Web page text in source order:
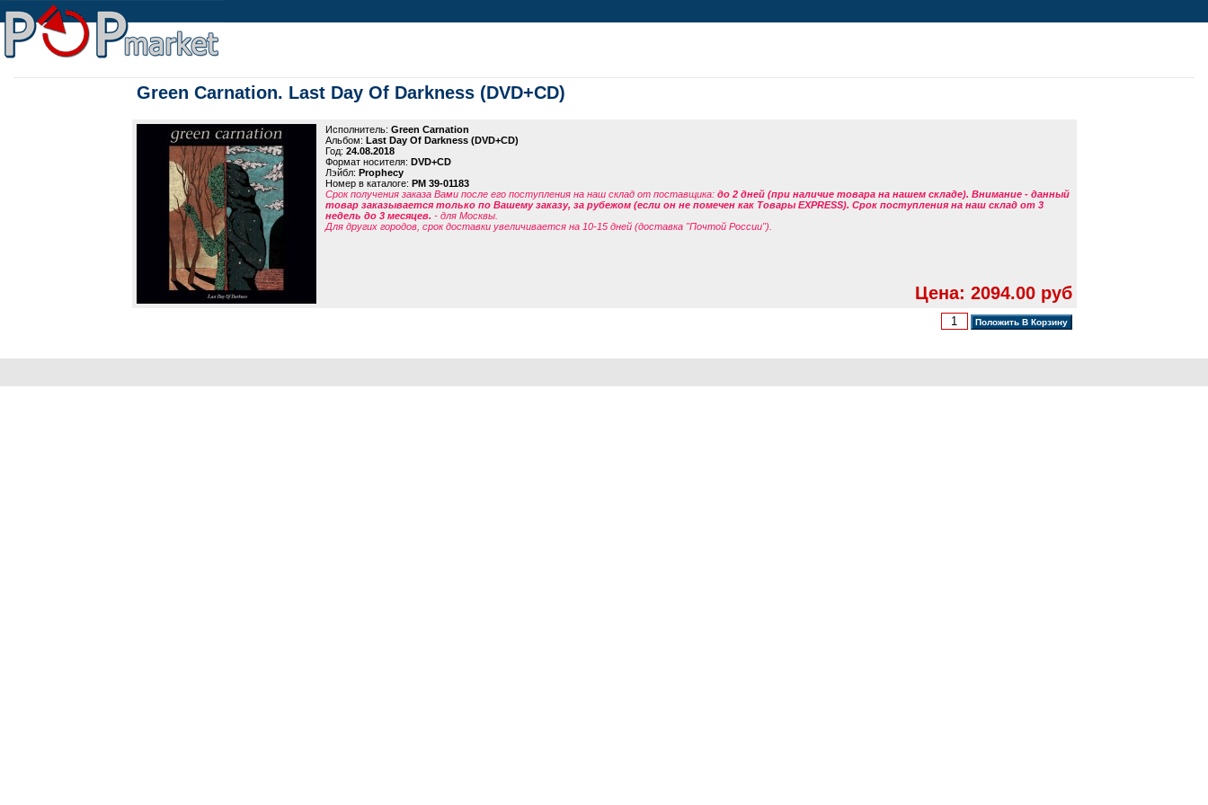
Green Carnation. Last Day Of Darkness (DVD+CD)
Исполнитель: Green Carnation
Альбом: Last Day Of Darkness (DVD+CD)
Год: 24.08.2018
Формат носителя: DVD+CD
Лэйбл: Prophecy
Номер в каталоге: PM 39-01183
Срок получения заказа Вами после его поступления на наш склад от поставщика: до 2 дней (при наличие товара на нашем складе). Внимание - данный
товар заказывается только по Вашему заказу, за рубежом (если он не помечен как Товары EXPRESS). Срок поступления на наш склад от 3
недель до 3 месяцев. - для Москвы.
Для других городов, срок доставки увеличивается на 10-15 дней (доставка "Почтой России").
Цена: 2094.00 руб